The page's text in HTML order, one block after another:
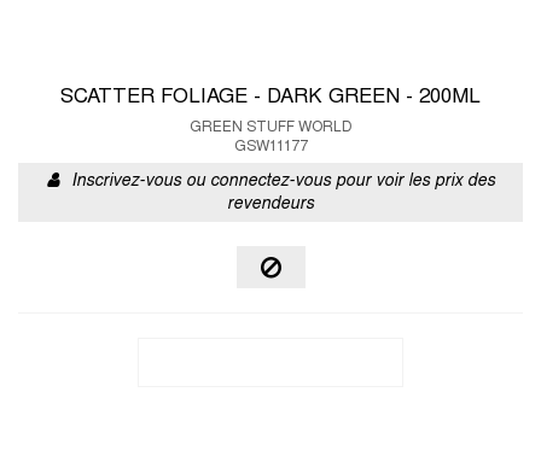
SCATTER FOLIAGE - DARK GREEN - 200ML
GREEN STUFF WORLD
GSW11177
Inscrivez-vous ou connectez-vous pour voir les prix des
revendeurs